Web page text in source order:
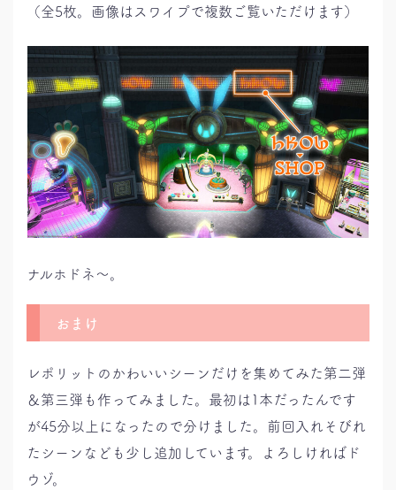
（全5枚。画像はスワイプで複数ご覧いただけます）
ナルホドネ～。
おまけ
レポリットのかわいいシーンだけを集めてみた第二弾
＆第三弾も作ってみました。最初は1本だったんです
が45分以上になったので分けました。前回入れそびれ
たシーンなども少し追加しています。よろしければド
ウゾ。